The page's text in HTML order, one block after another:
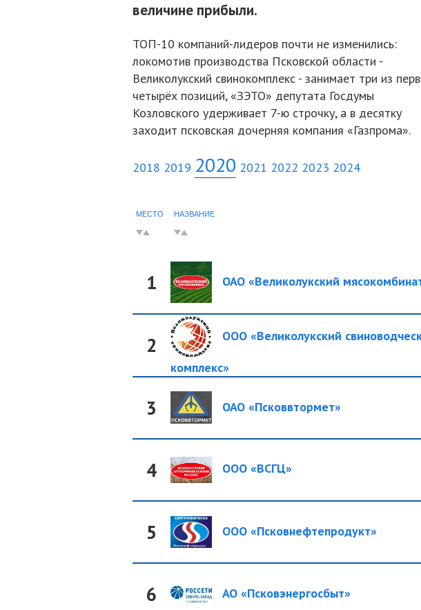
величине прибыли.
ТОП-10 компаний-лидеров почти не изменились:
локомотив производства Псковской области -
Великолукский свинокомплекс - занимает три из
четырёх позиций, «ЗЭТО» депутата Госдумы
Козловского удерживает 7-ю строчку, а в десятку
заходит псковская дочерняя компания «Газпрома».
2018 2019 2020 2021 2022 2023 2024
МЕСТО НАЗВАНИЕ
1 ОАО «Великолукский
2 ООО «Великолукский
комплекс»
3 ОАО «Псковвтормет»
4 ООО «ВСГЦ»
5 ООО «Псковнефтепродукт»
6 АО «Псковэнергосбыт»